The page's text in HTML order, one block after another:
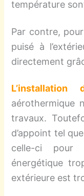
température
Par contre,
puisé à
directement
L
aérothermique
travaux.
d’appoint tel
celle-ci pour
énergétique
extérieure est